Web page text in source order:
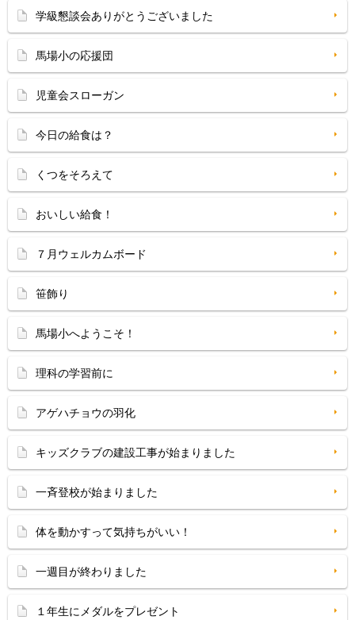
学級懇談会ありがとうございました
馬場小の応援団
児童会スローガン
今日の給食は？
くつをそろえて
おいしい給食！
７月ウェルカムボード
笹飾り
馬場小へようこそ！
理科の学習前に
アゲハチョウの羽化
キッズクラブの建設工事が始まりました
一斉登校が始まりました
体を動かすって気持ちがいい！
一週目が終わりました
１年生にメダルをプレゼント